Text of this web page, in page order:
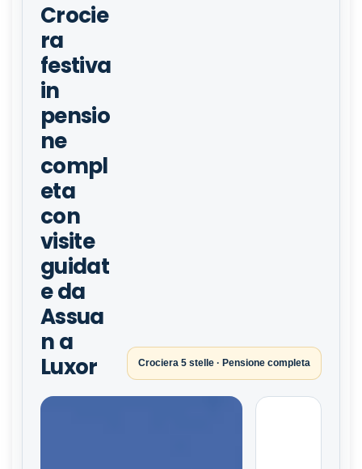
Crocie
ra
festiva
in
pensio
ne
compl
eta
con
visite
guidat
e da
Assua
n a
Luxor
Crociera 5 stelle · Pensione completa